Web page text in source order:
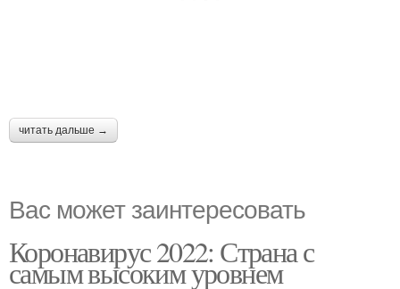
читать дальше →
Вас может заинтересовать
Коронавирус 2022: Страна с
самым высоким уровнем